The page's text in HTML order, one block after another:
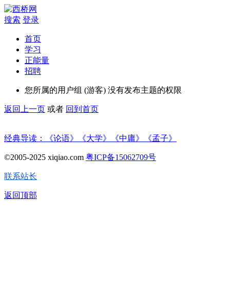
搜索 登录
首页
学习
正能量
招聘
您所属的用户组 (游客) 没有发布主题的权限
返回上一页 或者 回到首页
经典导读：《论语》《大学》《中庸》《孟子》
©2005-2025 xiqiao.com 粤ICP备15062709号
联系站长
返回顶部